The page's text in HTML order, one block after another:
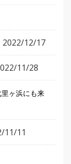
2022/12/17
11/28
ヶ浜にも来
11/11